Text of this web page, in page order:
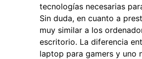
tecnologías necesarias
Sin duda, en cuanto a
muy similar a los
escritorio. La diferencia
laptop para gamers y uno